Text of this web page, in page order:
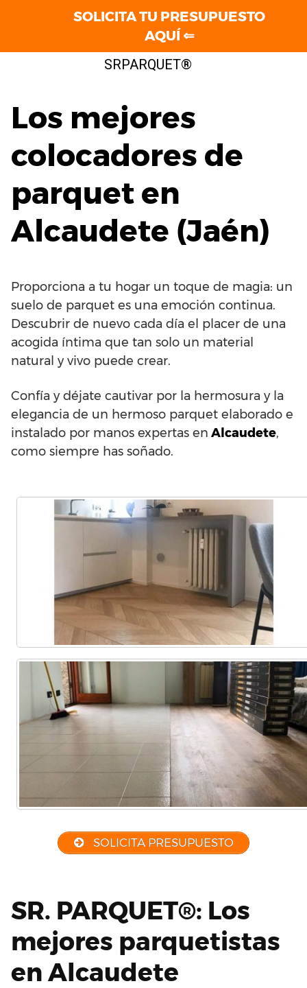
SRPARQUET®
Los mejores
colocadores de
parquet en
Alcaudete (Jaén)
Proporciona a tu hogar un toque de magia: un
suelo de parquet es una emoción continua.
Descubrir de nuevo cada día el placer de una
acogida íntima que tan solo un material
natural y vivo puede crear.
Confía y déjate cautivar por la hermosura y la
elegancia de un hermoso parquet elaborado e
instalado por manos expertas en Alcaudete,
como siempre has soñado.
SOLICITA PRESUPUESTO
SR. PARQUET®: Los
mejores parquetistas
en Alcaudete
SOLICITA TU PRESUPUESTO
AQUÍ ⇐